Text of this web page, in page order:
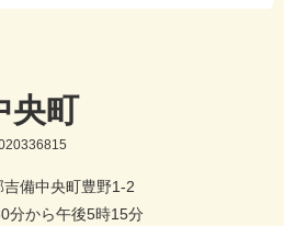
央町
備中央町豊野1-2
分から午後5時15分